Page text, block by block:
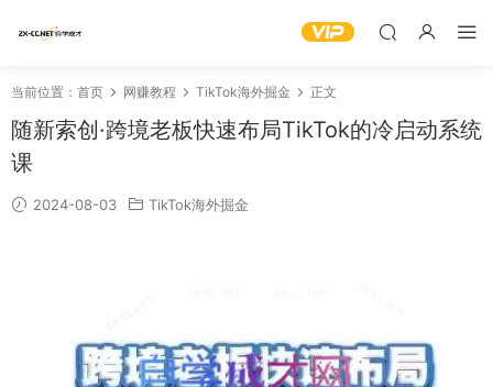
当前位置： 首页 网赚教程 TikTok海外掘金 正文
随新索创·跨境老板快速布局TikTok的冷启动系统
课
2024-08-03 TikTok海外掘金